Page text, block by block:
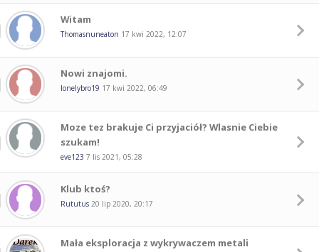
Witam
Thomasnuneaton 17 kwi 2022, 12:07
Nowi znajomi.
lonelybro19 17 kwi 2022, 06:49
Moze tez brakuje Ci przyjaciół? Wlasnie Ciebie
szukam!
eve123 7 lis 2021, 05:28
Klub ktoś?
Rututus 20 lip 2020, 20:17
Mała eksploracja z wykrywaczem metali